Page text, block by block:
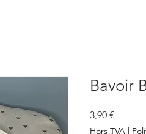
Bavoir
3,90 €
Hors TVA |